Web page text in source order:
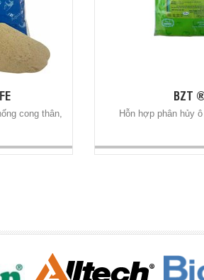
cong thân,
BZT
Hỗn hợp phân hủy